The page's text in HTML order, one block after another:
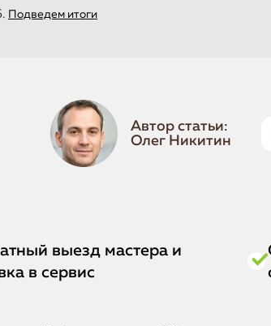
Подведем итоги
Автор статьи:
Олег Никитин
выезд мастера и
в сервис